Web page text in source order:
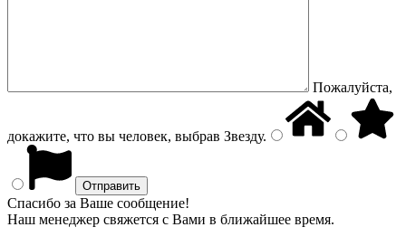
Пожалуйста,
докажите, что вы человек, выбрав Звезду.
Спасибо за Ваше сообщение!
Наш менеджер свяжется с Вами в ближайшее время.